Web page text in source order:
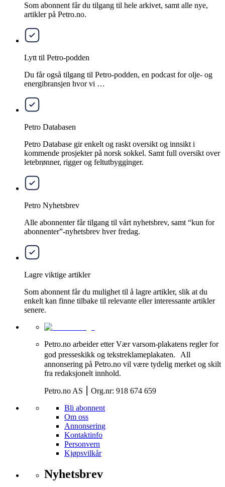
Som abonnent får du tilgang til hele arkivet, samt alle nye,
artikler på Petro.no.
Lytt til Petro-podden
Du får også tilgang til Petro-podden, en podcast for olje- og
energibransjen hvor vi …
Petro Databasen
Petro Database gir enkelt og raskt oversikt og innsikt i
kommende prosjekter på norsk sokkel. Samt full oversikt over
letebrønner, rigger og feltutbygginger.
Petro Nyhetsbrev
Alle abonnenter får tilgang til vårt nyhetsbrev, samt “kun for
abonnenter”-nyhetsbrev hver fredag.
Lagre viktige artikler
Som abonnent får du mulighet til å lagre artikler, slik at du
enkelt kan finne tilbake til relevante eller interessante artikler
senere.
Petro.no arbeider etter Vær varsom-plakatens regler for
god presseskikk og tekstreklameplakaten. All
annonsering på Petro.no vil være tydelig merket og skilt
fra redaksjonelt innhold.
Petro.no AS ⎮ Org.nr: 918 674 659
Bli abonnent
Om oss
Annonsering
Kontaktinfo
Personvern
Kjøpsvilkår
Nyhetsbrev